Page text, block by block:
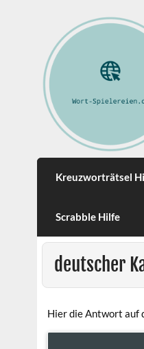
Kreuzworträtsel
Scrabble Hilfe
deutscher
Hier die Antwort auf